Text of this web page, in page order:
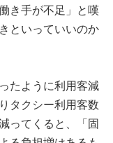
き手が不足」と嘆
といっていいのか
たように利用客減
タクシー利用客数
ってくると、「固